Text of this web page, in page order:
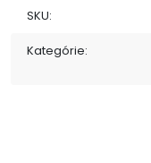
SKU:
Kategórie: